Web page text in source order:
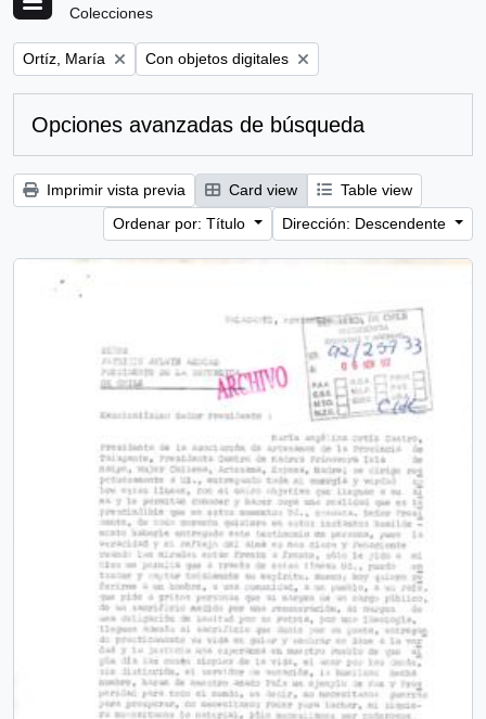
Colecciones
Remove filter:
Ortíz, María Remove filter:
Con objetos digitales
Opciones avanzadas de búsqueda
Imprimir vista previa Card view
Table view
Ordenar por: Título
Dirección: Descendente